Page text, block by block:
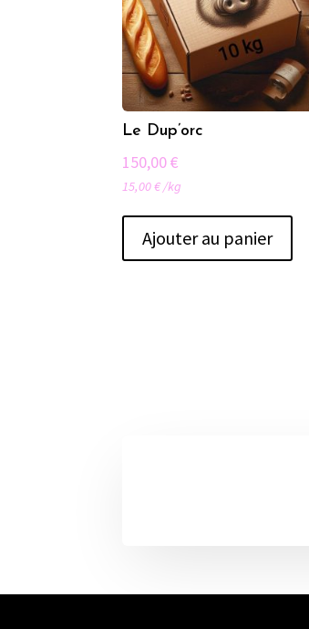
Le Dup’orc
150,00€
15,00€/kg
Ajouter au panier